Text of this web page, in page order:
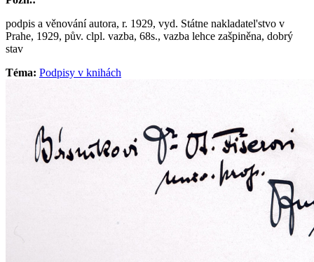
podpis a věnování autora, r. 1929, vyd. Státne nakladatel'stvo v
Prahe, 1929, pův. clpl. vazba, 68s., vazba lehce zašpiněna, dobrý
stav
Téma: Podpisy v knihách